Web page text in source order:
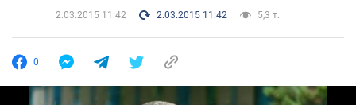
2.03.2015 11:42
2.03.2015 11:42 5,3 т.
0